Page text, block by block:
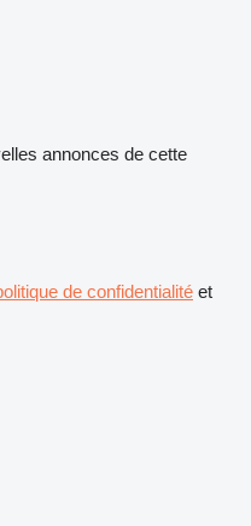
annonces de cette
de confidentialité et